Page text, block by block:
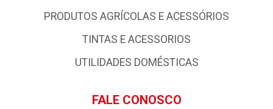
PRODUTOS AGRÍCOLAS E ACESSÓRIOS
TINTAS E ACESSORIOS
UTILIDADES DOMÉSTICAS
FALE CONOSCO